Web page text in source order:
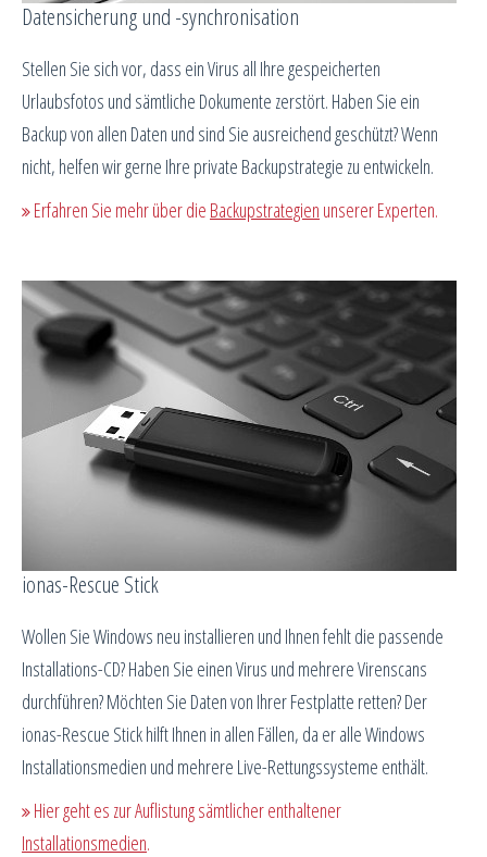
Datensicherung und -synchronisation
Stellen Sie sich vor, dass ein Virus all Ihre gespeicherten
Urlaubsfotos und sämtliche Dokumente zerstört. Haben Sie ein
Backup von allen Daten und sind Sie ausreichend geschützt? Wenn
nicht, helfen wir gerne Ihre private Backupstrategie zu entwickeln.
Erfahren Sie mehr über die Backupstrategien unserer Experten.
ionas-Rescue Stick
Wollen Sie Windows neu installieren und Ihnen fehlt die passende
Installations-CD? Haben Sie einen Virus und mehrere Virenscans
durchführen? Möchten Sie Daten von Ihrer Festplatte retten? Der
ionas-Rescue Stick hilft Ihnen in allen Fällen, da er alle Windows
Installationsmedien und mehrere Live-Rettungssysteme enthält.
Hier geht es zur Auflistung sämtlicher enthaltener
Installationsmedien.